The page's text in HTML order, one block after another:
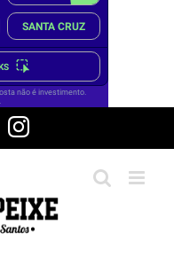
Instagram